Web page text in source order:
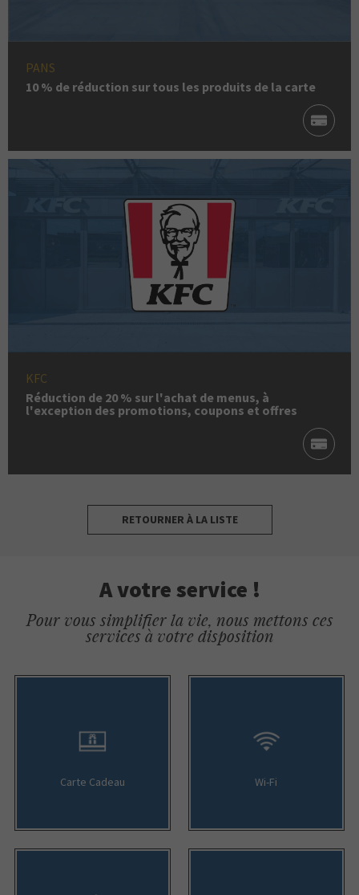
PANS
10 % de réduction sur tous les produits de la carte
KFC
Réduction de 20 % sur l'achat de menus, à
l'exception des promotions, coupons et offres
RETOURNER À LA LISTE
A votre service !
Pour vous simplifier la vie, nous mettons ces
services à votre disposition
Carte Cadeau Wi-Fi